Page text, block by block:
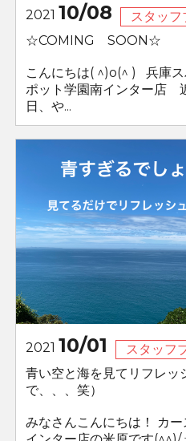
2021 10/08
スタッフ
☆COMING SOON☆
こんにちは( ^)o(^ ) 兵庫
ポット学園南インター店
日、や...
2021 10/01
スタッフ
青い空と海を見てリフレッ
で、、、笑）
みなさんこんにちは！ カ